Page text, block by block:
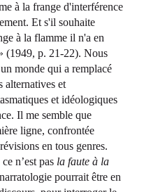
à la frange d'interférence
Et s'il souhaite
à la flamme il n'a en
(1949, p. 21-22). Nous
monde qui a remplacé
alternatives et
et idéologiques
Il me semble que
ligne, confrontée
en tous genres.
n’est pas la faute à la
pourrait être en